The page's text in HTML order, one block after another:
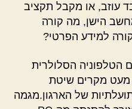
עוזב, או מקבל תקציב
הישן, מה קורה
למידע הפרטי?
הטלפוניה הסלולרית
מעט מקרים שיטת
של הארגון.מגמה